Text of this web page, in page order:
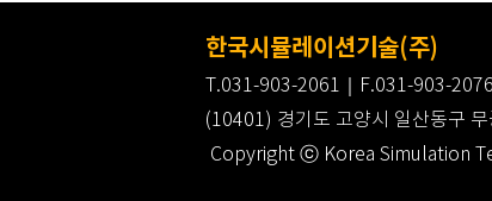
한국시뮬레이션기술(주)
T.031-903-2061｜F.031-903-
(10401) 경기도 고양시 일산동구
Copyright ⓒ Korea Simulation